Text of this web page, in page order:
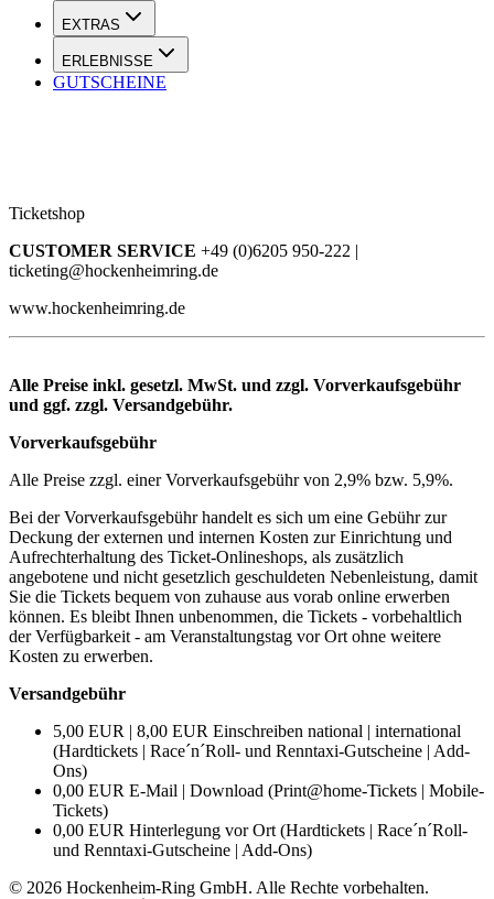
EXTRAS
ERLEBNISSE
GUTSCHEINE
Ticketshop
CUSTOMER SERVICE +49 (0)6205 950-222 |
ticketing@hockenheimring.de
www.hockenheimring.de
Alle Preise inkl. gesetzl. MwSt. und zzgl. Vorverkaufsgebühr
und ggf. zzgl. Versandgebühr.
Vorverkaufsgebühr
Alle Preise zzgl. einer Vorverkaufsgebühr von 2,9% bzw. 5,9%.
Bei der Vorverkaufsgebühr handelt es sich um eine Gebühr zur
Deckung der externen und internen Kosten zur Einrichtung und
Aufrechterhaltung des Ticket-Onlineshops, als zusätzlich
angebotene und nicht gesetzlich geschuldeten Nebenleistung, damit
Sie die Tickets bequem von zuhause aus vorab online erwerben
können. Es bleibt Ihnen unbenommen, die Tickets - vorbehaltlich
der Verfügbarkeit - am Veranstaltungstag vor Ort ohne weitere
Kosten zu erwerben.
Versandgebühr
5,00 EUR | 8,00 EUR Einschreiben national | international
(Hardtickets | Race´n´Roll- und Renntaxi-Gutscheine | Add-
Ons)
0,00 EUR E-Mail | Download (Print@home-Tickets | Mobile-
Tickets)
0,00 EUR Hinterlegung vor Ort (Hardtickets | Race´n´Roll-
und Renntaxi-Gutscheine | Add-Ons)
© 2026 Hockenheim-Ring GmbH. Alle Rechte vorbehalten.